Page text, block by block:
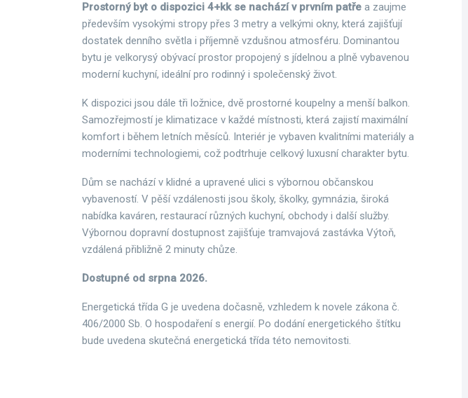
Prostorný byt o dispozici 4+kk se nachází v prvním patře a zaujme
především vysokými stropy přes 3 metry a velkými okny, která zajišťují
dostatek denního světla i příjemně vzdušnou atmosféru. Dominantou
bytu je velkorysý obývací prostor propojený s jídelnou a plně vybavenou
moderní kuchyní, ideální pro rodinný i společenský život.
K dispozici jsou dále tři ložnice, dvě prostorné koupelny a menší balkon.
Samozřejmostí je klimatizace v každé místnosti, která zajistí maximální
komfort i během letních měsíců. Interiér je vybaven kvalitními materiály a
moderními technologiemi, což podtrhuje celkový luxusní charakter bytu.
Dům se nachází v klidné a upravené ulici s výbornou občanskou
vybaveností. V pěší vzdálenosti jsou školy, školky, gymnázia, široká
nabídka kaváren, restaurací různých kuchyní, obchody i další služby.
Výbornou dopravní dostupnost zajišťuje tramvajová zastávka Výtoň,
vzdálená přibližně 2 minuty chůze.
Dostupné od srpna 2026.
Energetická třída G je uvedena dočasně, vzhledem k novele zákona č.
406/2000 Sb. O hospodaření s energií. Po dodání energetického štítku
bude uvedena skutečná energetická třída této nemovitosti.